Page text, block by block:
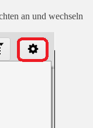
an und wechseln